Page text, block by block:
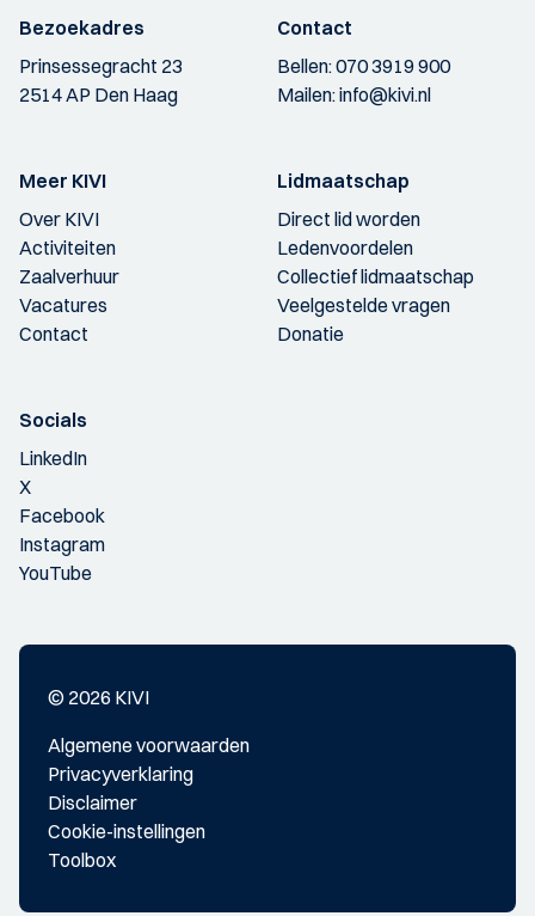
Bezoekadres
Prinsessegracht 23
2514 AP Den Haag
Contact
Bellen:070 3919 900
Mailen:info@kivi.nl
Meer KIVI
Over KIVI
Activiteiten
Zaalverhuur
Vacatures
Contact
Lidmaatschap
Direct lid worden
Ledenvoordelen
Collectief lidmaatschap
Veelgestelde vragen
Donatie
Socials
LinkedIn
X
Facebook
Instagram
YouTube
© 2026 KIVI
Algemene voorwaarden
Privacyverklaring
Disclaimer
Cookie-instellingen
Toolbox